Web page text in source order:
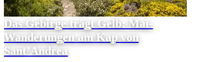
Das Gebirge trägt Gelb: Mai-
Wanderungen am Kap von
Sant’Andrea